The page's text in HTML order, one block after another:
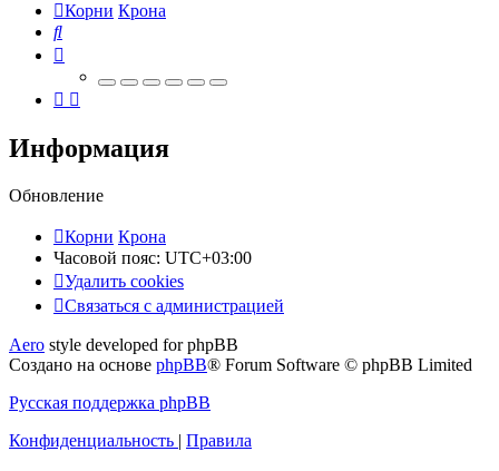
Корни Крона
Поиск
Информация
Обновление
Корни Крона
Часовой пояс: UTC+03:00
Удалить cookies
Связаться
администрацией
Связаться с администрацией
Aero style developed for phpBB
Создано на основе phpBB® Forum Software © phpBB Limited
Русская поддержка phpBB
Конфиденциальность | Правила